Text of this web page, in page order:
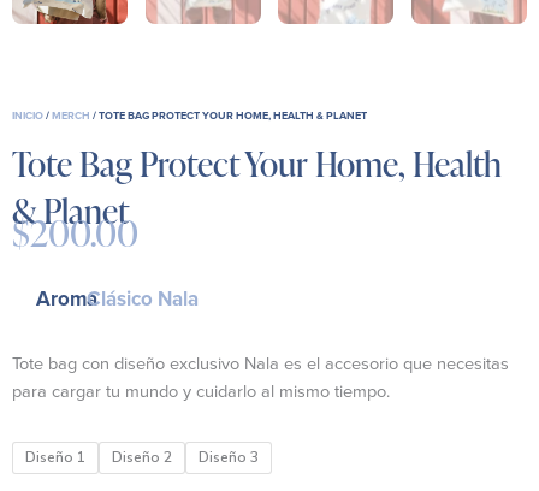
INICIO/MERCH / TOTE BAG PROTECT YOUR HOME, HEALTH & PLANET
Tote Bag Protect Your Home, Health
& Planet
$200.00
AromaClásico Nala
Tote bag con diseño exclusivo Nala es el accesorio que necesitas
para cargar tu mundo y cuidarlo al mismo tiempo.
Diseño 1 Diseño 2 Diseño 3
Tote
Bag